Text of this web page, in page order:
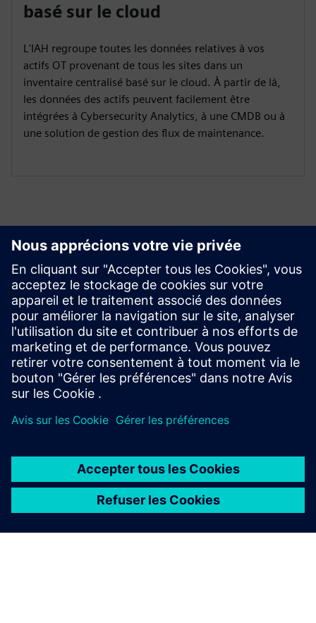
basé sur le cloud
L'IAH regroupe toutes les données relatives à vos
actifs OT provenant de tous les sites dans un
inventaire centralisé basé sur le cloud. À partir de là,
les données des actifs peuvent facilement être
intégrées à Cybersecurity Analytics, à une CMDB ou à
une solution de gestion des flux de maintenance.
Commencer
Contactez-nous